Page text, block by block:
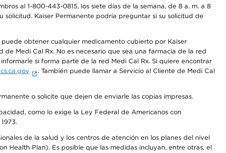
al 1-800-443-0815, los siete días de la semana, de 8 a. m. a 8
Kaiser Permanente podría preguntar si su solicitud de
obtener cualquier medicamento cubierto por Kaiser
Medi Cal Rx. No es necesario que sea una farmacia de la red
si forma parte de la red Medi Cal Rx. Si quiere encontrar
. También puede llamar a Servicio al Cliente de Medi Cal
o solicite que dejen de enviarle las copias impresas.
como lo exige la Ley Federal de Americanos con
de la salud y los centros de atención en los planes del nivel
Health Plan). Es posible que las medidas incluyan, entre otras, el